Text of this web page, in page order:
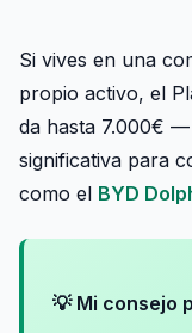
Si vives en una
propio activo, el
da hasta 7.000€
significativa para
como el BYD
💡 Mi consejo